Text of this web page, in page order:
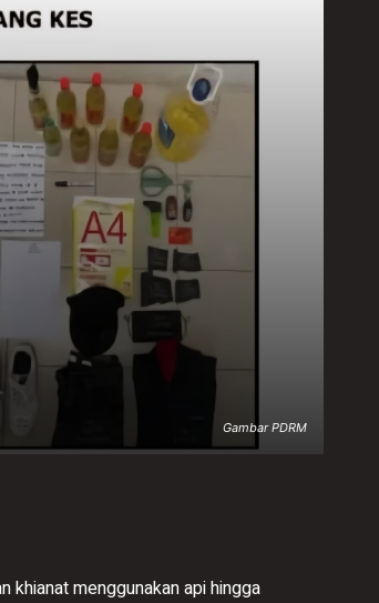
Gambar PDRM
khianat menggunakan api hingga